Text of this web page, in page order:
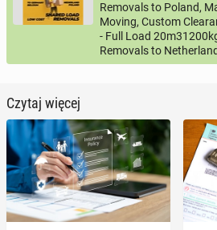
Removals to Poland,
Moving, Custom
- Full Load
Removals to
Czytaj więcej